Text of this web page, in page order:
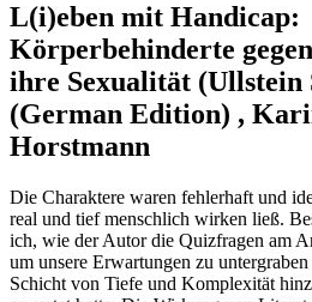
L(i)eben mit Handicap:
Körperbehinderte
ihre Sexualität (Ullstein
(German Edition) ,
Horstmann
Die Charaktere waren fehlerhaft und
real und tief menschlich wirken ließ.
ich, wie der Autor die Quizfragen am
um unsere Erwartungen zu
Schicht von Tiefe und Komplexität